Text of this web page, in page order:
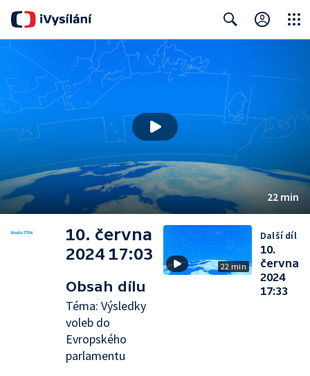
22 min
10. června
2024 17:03
Obsah dílu
Téma: Výsledky
voleb do
Evropského
parlamentu
22 min
Další díl
10.
června
2024
17:33